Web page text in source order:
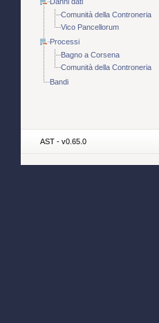
Comunità della Controneria
Vico Pancellorum
Processi
Bagno a Corsena
Comunità della Controneria
Bandi
AST - v0.65.0